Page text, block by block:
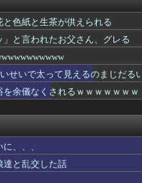
と色紙と生茶が供えられる
」と言われたお父さん、グレる
せいで太って見えるのまじだる
を余儀なくされるｗｗｗｗｗｗｗ
、、、
達と乱交した話